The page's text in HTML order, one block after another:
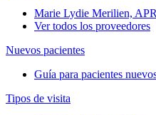
Marie Lydie Merilien,
Ver todos los proveedores
Nuevos pacientes
Guía para pacientes
Tipos de visita